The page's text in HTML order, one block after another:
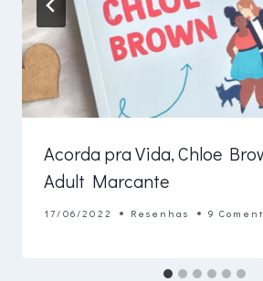
Acorda pra Vida, Chloe
Adult Marcante
17/06/2022 Resenhas 9